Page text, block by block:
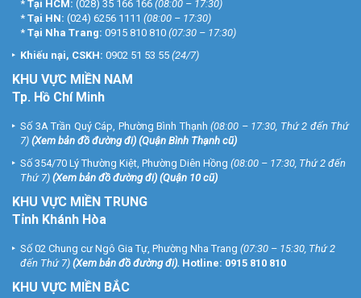
* Tại HCM: (028) 35 166 166 (08:00 – 17:30)
* Tại HN: (024) 6256 1111 (08:00 – 17:30)
* Tại Nha Trang: 0915 810 810 (07:30 – 17:30)
Khiếu nại, CSKH: 0902 51 53 55 (24/7)
KHU VỰC MIỀN NAM
Tp. Hồ Chí Minh
Số 3A Trần Quý Cáp, Phường Bình Thạnh (08:00 – 17:30, Thứ 2 đến Thứ
7) (Xem bản đồ đường đi) (Quận Bình Thạnh cũ)
Số 354/70 Lý Thường Kiệt, Phường Diên Hồng (08:00 – 17:30, Thứ 2 đến
Thứ 7) (Xem bản đồ đường đi) (Quận 10 cũ)
KHU VỰC MIỀN TRUNG
Tỉnh Khánh Hòa
Số 02 Chung cư Ngô Gia Tự, Phường Nha Trang (07:30 – 15:30, Thứ 2
đến Thứ 7) (Xem bản đồ đường đi). Hotline: 0915 810 810
KHU VỰC MIỀN BẮC